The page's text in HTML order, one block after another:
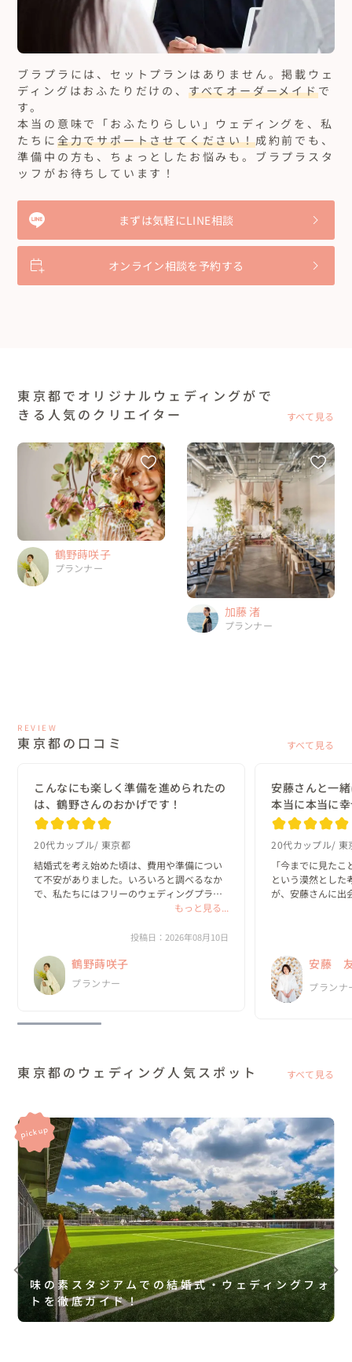
ブラプラには、セットプランはありません。掲載ウェ
ディングはおふたりだけの、 すべてオーダーメイドで
す。
本当の意味で「おふたりらしい」ウェディングを、私
たちに 全力でサポートさせてください！成約前でも、
準備中の方も、ちょっとしたお悩みも。ブラプラスタ
ッフがお待ちしています！
まずは気軽にLINE相談
オンライン相談を予約する
東京都でオリジナルウェディングがで
きる人気のクリエイター
すべて見る
鶴野蒔咲子
プランナー
加藤 渚
プランナー
REVIEW
東京都の口コミ すべて見る
こんなにも楽しく準備を進められたの
は、鶴野さんのおかげです！
20代カップル 東京都
結婚式を考え始めた頃は、費用や準備につい
て不安がありました。いろいろと調べるなか
で、私たちにはフリーのウェディングプラン
ナーさんが合いそうだと思い、鶴野さんにお
ても話しやすく、私たちに合った提案をして
もっと見る...
投稿日：2026年08月10日
鶴野蒔咲子
プランナー
安藤さんと一
本当に本当に
20代カップル 東
「今までに見た
という漠然とした
が、安藤さんに出
ったことを、安藤
安藤
プランナ
東京都のウェディング人気スポット すべて見る
味の素スタジアムでの結婚式・ウェディングフォ
トを徹底ガイド！